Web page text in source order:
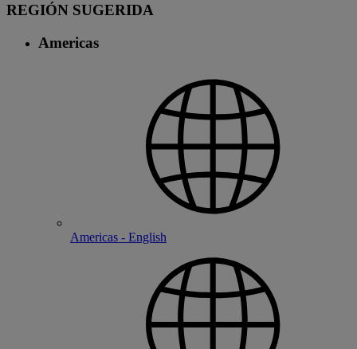
REGIÓN SUGERIDA
Americas
Americas - English